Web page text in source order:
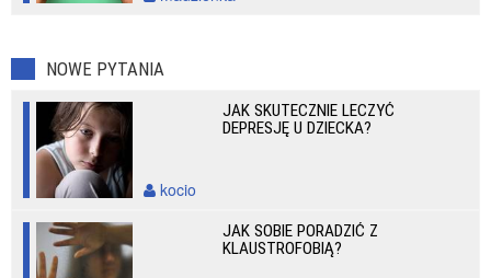
NOWE PYTANIA
JAK SKUTECZNIE LECZYĆ
DEPRESJĘ U DZIECKA?
kocio
JAK SOBIE PORADZIĆ Z
KLAUSTROFOBIĄ?